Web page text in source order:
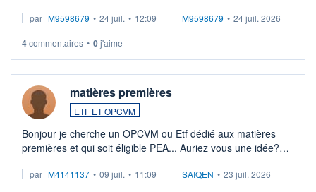
veux procéder à la vente, on me signale ...
par M9598679 • 24 juil. • 12:09 M9598679 • 24 juil. 2026
4commentaires • 0j'aime
matières premières
ETF ET OPCVM
Bonjour je cherche un OPCVM ou Etf dédié aux matières
premières et qui soit éligible PEA... Auriez vous une idée?
par M4141137 • 09 juil. • 11:09 SAIQEN • 23 juil. 2026